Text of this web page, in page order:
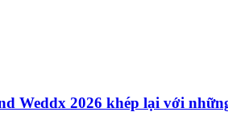
Weddx 2026 khép lại với